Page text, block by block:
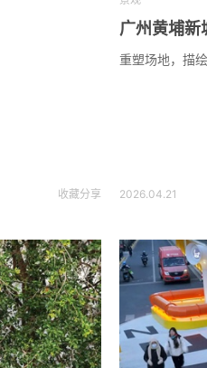
收藏分享
广州黄埔新
重塑场地，描
2026.04.21